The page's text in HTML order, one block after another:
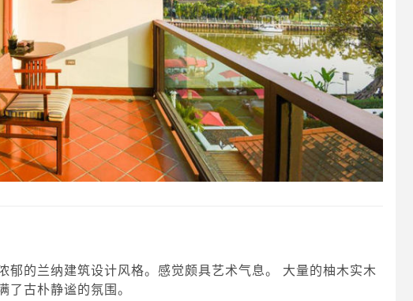
郁的兰纳建筑设计风格。感觉颇具艺术气息。 大量的柚木实木
古朴静谧的氛围。